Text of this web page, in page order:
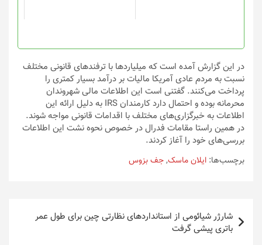
محصول
شوند
در این گزارش آمده است که میلیاردها با ترفندهای قانونی مختلف
نسبت به مردم عادی آمریکا مالیات بر درآمد بسیار کمتری را
پرداخت می‌کنند. گفتنی است این اطلاعات مالی شهروندان
محرمانه بوده و احتمال دارد کارمندان IRS به دلیل ارائه این
اطلاعات به خبرگزاری‌های مختلف با اقدامات قانونی مواجه شوند.
در همین راستا مقامات فدرال در خصوص نحوه نشت این اطلاعات
بررسی‌های خود را آغاز کردند.
برچسب‌ها: ایلان ماسک,جف بزوس
راهبری
نوشتهشارژر شیائومی از استانداردهای نظارتی چین برای طول عمر
باتری پیشی گرفت